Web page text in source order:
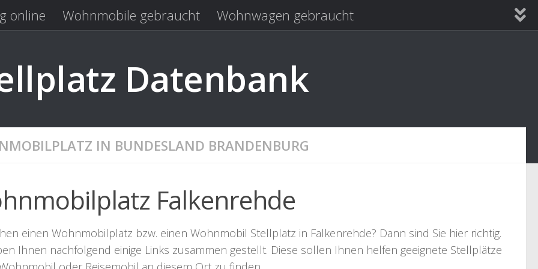
online Wohnmobile gebraucht
Wohnwagen gebraucht
Datenbank
IN BUNDESLAND BRANDENBURG
Falkenrehde
einen Wohnmobilplatz bzw. einen Wohnmobil Stellplatz in Falkenrehde? Dann sind Sie hier richtig.
Ihnen nachfolgend einige Links zusammen gestellt. Diese sollen Ihnen helfen geeignete Stellplätze